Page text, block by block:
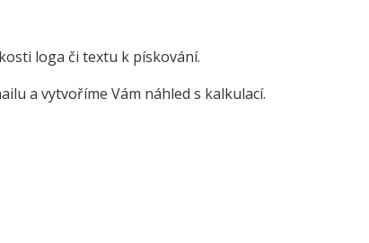
loga či textu k pískování.
a vytvoříme Vám náhled s kalkulací.